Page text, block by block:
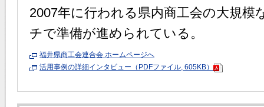
2007年に行われる県内商工会の大規模
チで準備が進められている。
福井県商工会連合会 ホームページへ
活用事例の詳細インタビュー（PDFファイル, 605KB）